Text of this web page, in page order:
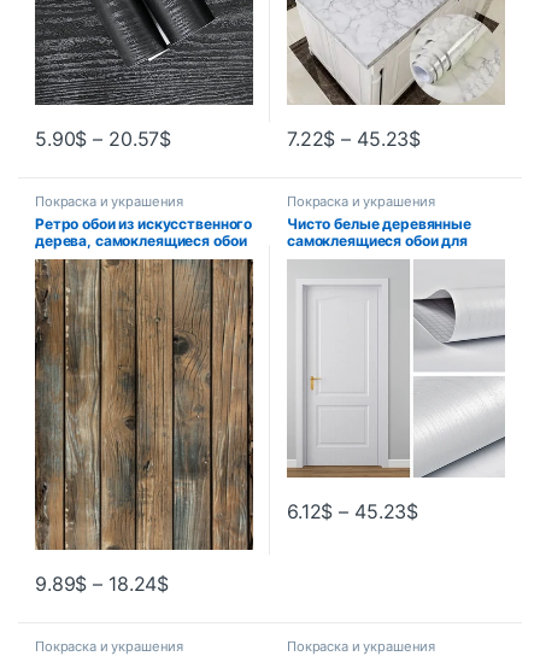
5.90$ – 20.57$ 7.22$ – 45.23$
Покраска и украшения
Ретро обои из искусственного
дерева, самоклеящиеся обои
с деревянной доской, рулон
съемного винилового
настенного покрытия для
ресторана
9.89$ – 18.24$
Покраска и украшения
Чисто белые деревянные
самоклеящиеся обои для
шкафа, водостойкие
виниловые обои из ПВХ, шкаф
для спальни, мебель, ремонт
двери, наклейка на стену
6.12$ – 45.23$
Покраска и украшения Покраска и украшения